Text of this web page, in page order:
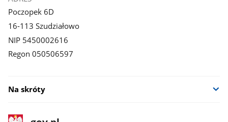
Poczopek 6D
16-113 Szudziałowo
NIP 5450002616
Regon 050506597
Na skróty
stopka